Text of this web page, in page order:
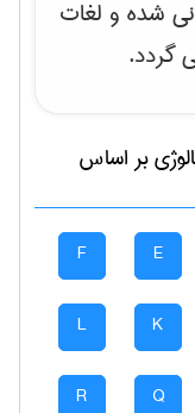
شده و لغات
گردد.
بر اساس
E
F
K
L
Q
R